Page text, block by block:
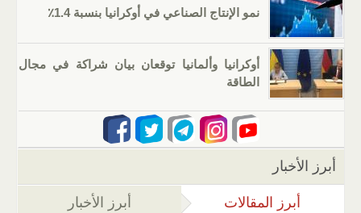
نمو الإنتاج الصناعي في أوكرانيا بنسبة 1.4٪
أوكرانيا وألمانيا توقعان بيان شراكة في مجال
الطاقة
أبرز الأخبار
أبرز المقالات (علامة التبويب النشطة)
أبرز الأخبار